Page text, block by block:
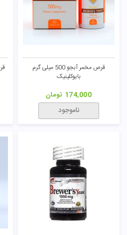
قرص مخمر آبجو 500 میلی گرم
بایوکلینیک
174,000 تومان
ناموجود